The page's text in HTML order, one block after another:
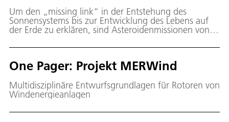
Um den „missing link“ in der Entstehung des
Sonnensystems bis zur Entwicklung des Lebens auf
der Erde zu erklären, sind Asteroidenmissionen von
One Pager: Projekt MERWind
Multidisziplinäre Entwurfsgrundlagen für Rotoren von
Windenergieanlagen